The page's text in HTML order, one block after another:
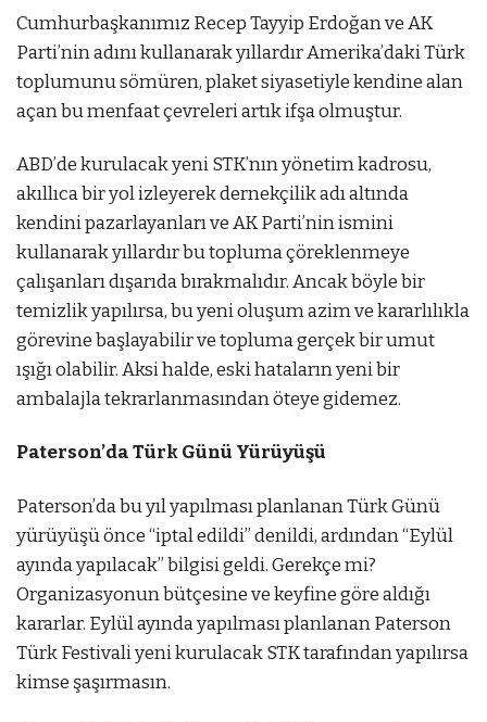
Cumhurbaşkanımız Recep Tayyip Erdoğan ve AK
Parti’nin adını kullanarak yıllardır Amerika’daki Türk
toplumunu sömüren, plaket siyasetiyle kendine alan
açan bu menfaat çevreleri artık ifşa olmuştur.
ABD’de kurulacak yeni STK’nın yönetim kadrosu,
akıllıca bir yol izleyerek dernekçilik adı altında
kendini pazarlayanları ve AK Parti’nin ismini
kullanarak yıllardır bu topluma çöreklenmeye
çalışanları dışarıda bırakmalıdır. Ancak böyle bir
temizlik yapılırsa, bu yeni oluşum azim ve kararlılıkla
görevine başlayabilir ve topluma gerçek bir umut
ışığı olabilir. Aksi halde, eski hataların yeni bir
ambalajla tekrarlanmasından öteye gidemez.
Paterson’da Türk Günü Yürüyüşü
Paterson’da bu yıl yapılması planlanan Türk Günü
yürüyüşü önce “iptal edildi” denildi, ardından “Eylül
ayında yapılacak” bilgisi geldi. Gerekçe mi?
Organizasyonun bütçesine ve keyfine göre aldığı
kararlar. Eylül ayında yapılması planlanan Paterson
Türk Festivali yeni kurulacak STK tarafından yapılırsa
kimse şaşırmasın.